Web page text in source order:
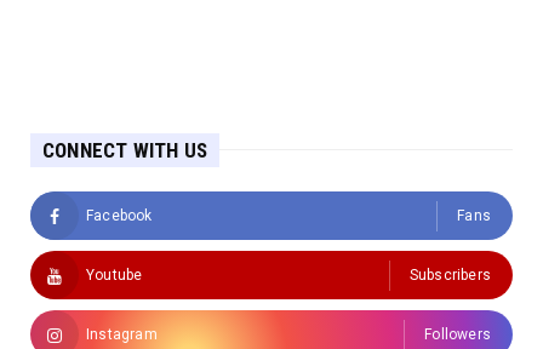
CONNECT WITH US
Facebook Fans
Youtube Subscribers
Instagram Followers